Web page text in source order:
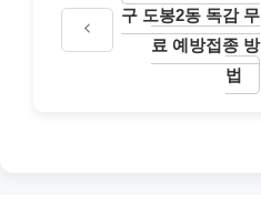
구 도봉2동 독감 무
료 예방접종 방
법